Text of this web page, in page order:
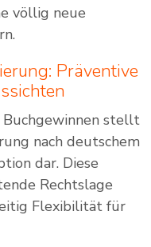
völlig neue
Präventive
stellt
nach deutschem
dar. Diese
Rechtslage
Flexibilität für